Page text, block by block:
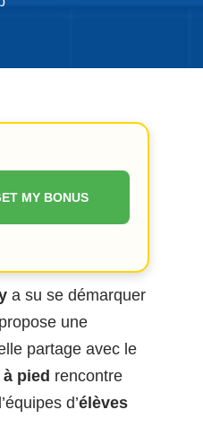
MY BONUS
a su se démarquer
une
partage avec le
pied rencontre
d’élèves